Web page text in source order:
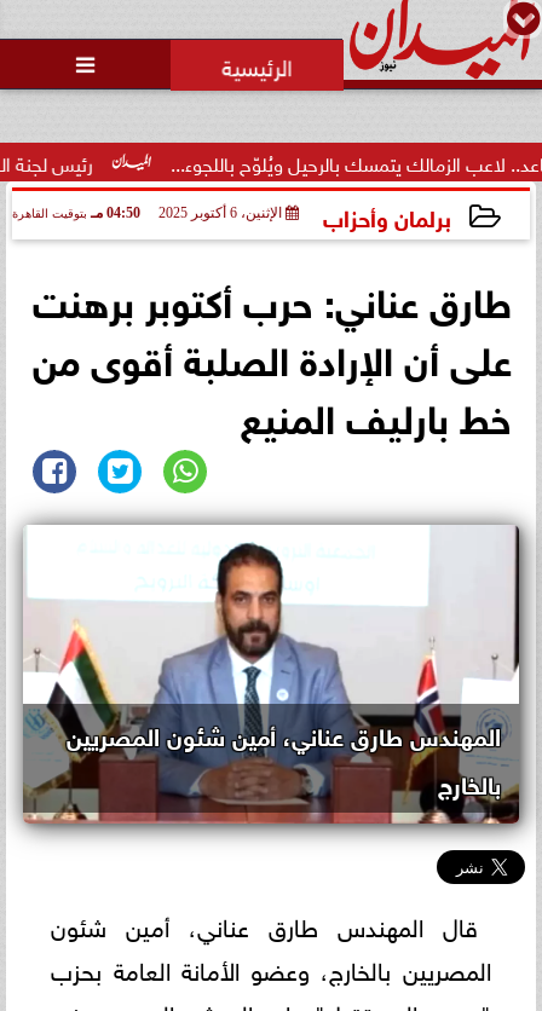

رئيس لجنة الحكام: يتمسك بالرحيل ويُلوّح باللجوء...
برلمان وأحزاب الإثنين، 6 أكتوبر 2025 04:50 مـ بتوقيت القاهرة
طارق عناني: حرب أكتوبر برهنت
على أن الإرادة الصلبة أقوى من
خط بارليف المنيع
المهندس طارق عناني، أمين شئون المصريين
بالخارج
قال المهندس طارق عناني، أمين شئون
المصريين بالخارج، وعضو الأمانة العامة بحزب